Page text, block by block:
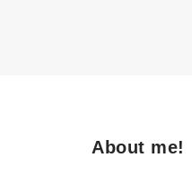
About me!